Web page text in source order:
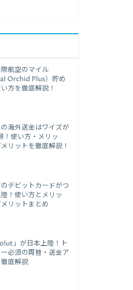
航空のマイル
Orchid Plus）貯め
方を徹底解説！
海外送金はワイズが
！使い方・メリッ
メリットを徹底解説！
デビットカードがつ
！使い方とメリッ
メリットまとめ
」が日本上陸！ト
必須の両替・送金ア
底解説